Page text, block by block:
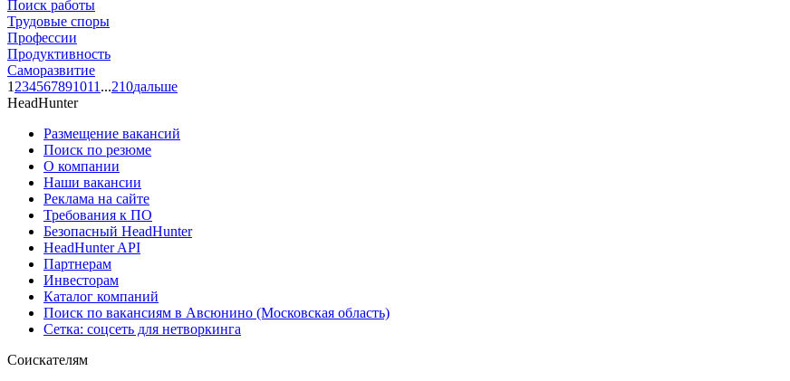
Поиск работы
Трудовые споры
Профессии
Продуктивность
Саморазвитие
1 234567891011 ...210дальше
HeadHunter
Размещение вакансий
Поиск по резюме
О компании
Наши вакансии
Реклама на сайте
Требования к ПО
Безопасный HeadHunter
HeadHunter API
Партнерам
Инвесторам
Каталог компаний
Поиск по вакансиям в Авсюнино (Московская область)
Сетка: соцсеть для нетворкинга
Соискателям